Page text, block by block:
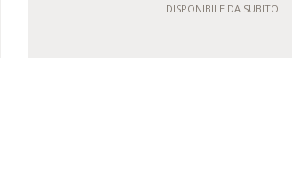
DISPONIBILE DA SUBITO